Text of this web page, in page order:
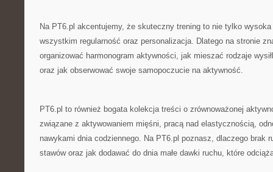
Na PT6.pl akcentujemy, że skuteczny trening to nie tylko
wszystkim regularność oraz personalizacja. Dlatego na stronie
organizować harmonogram aktywności, jak mieszać rodzaje
oraz jak obserwować swoje samopoczucie na aktywność.
PT6.pl to również bogata kolekcja treści o zrównoważonej
związane z aktywowaniem mięśni, pracą nad elastycznością,
nawykami dnia codziennego. Na PT6.pl poznasz, dlaczego brak
stawów oraz jak dodawać do dnia małe dawki ruchu, które